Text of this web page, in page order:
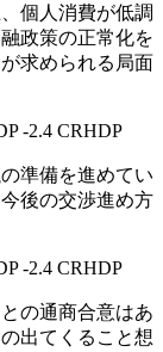
個人消費が低調
政策の正常化を
求められる局面
-2.4 CRHDP
準備を進めてい
後の交渉進め方
-2.4 CRHDP
の通商合意はあ
出てくること想